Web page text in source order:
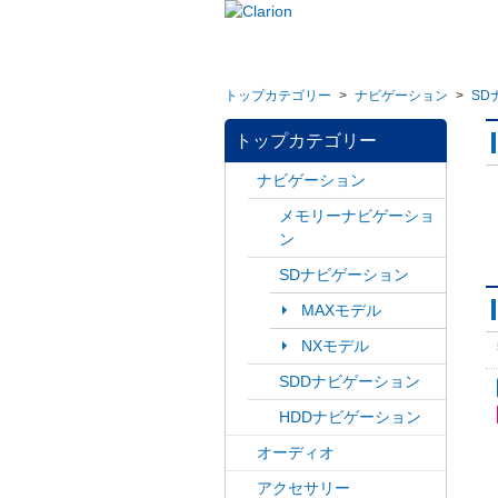
トップカテゴリー > ナビゲーション > SD
トップカテゴリー
ナビゲーション
メモリーナビゲーショ
ン
SDナビゲーション
MAXモデル
NXモデル
SDDナビゲーション
HDDナビゲーション
オーディオ
アクセサリー